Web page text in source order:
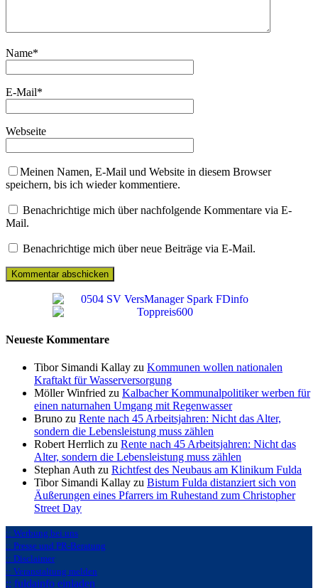
Name*
E-Mail*
Webseite
Meinen Namen, E-Mail und Website in diesem Browser
speichern, bis ich wieder kommentiere.
Benachrichtige mich über nachfolgende Kommentare via E-
Mail.
Benachrichtige mich über neue Beiträge via E-Mail.
Neueste Kommentare
Tibor Simandi Kallay zu Kommunen wollen nationalen
Kraftakt für Wasserversorgung
Möller Winfried zu Kalbacher Kommunalpolitiker werben für
einen naturnahen Umgang mit Regenwasser
Bruno zu Rente nach 45 Arbeitsjahren: Nicht das Alter,
sondern die Lebensleistung muss zählen
Robert Herrlich zu Rente nach 45 Arbeitsjahren: Nicht das
Alter, sondern die Lebensleistung muss zählen
Stephan Auth zu Richtfest des Neubaus am Klinikum Fulda
Tibor Simandi Kallay zu Bistum Fulda distanziert sich von
Äußerungen eines Pfarrers im Ruhestand zum Christopher
Street Day
:: Werbung bei uns
:: Presse und PR-Beratung
:: Disclaimer
:: Veranstaltung melden
:: fuldainfo einladen